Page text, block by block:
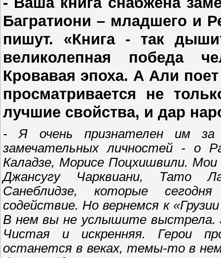
Багратиони – младшего и
пишут. «Книга - так
великолепная победа
Кровавая эпоха. А Али
просматривается не
лучшие свойства, и дар
- Я очень признателен им
замечательных личностей - о
Каладзе, Морисе Поцхишвили.
Джансугу Чарквиани, Тато
Санеблидзе, которые
содействие. Но вернемся к
В нем вы не услышите выстрела.
Чистая и искренняя. Герои
останется в веках, темы-то в